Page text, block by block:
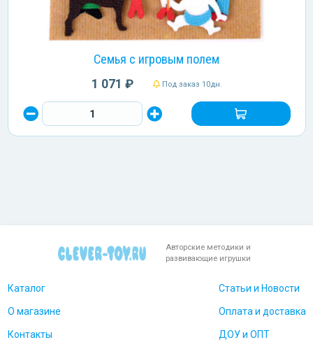
Семья с игровым полем
1 071 ₽ Под заказ 10дн.
Авторские методики и
развивающие игрушки
Каталог
О магазине
Контакты
Статьи и Новости
Оплата и доставка
ДОУ и ОПТ